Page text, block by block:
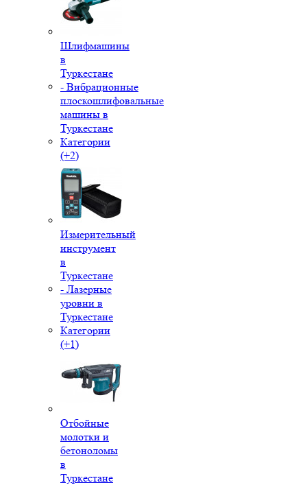
Шлифмашины
в
Туркестане
- Вибрационные
плоскошлифовальные
машины в
Туркестане
Категории
(+2)
Измерительный
инструмент
в
Туркестане
- Лазерные
уровни в
Туркестане
Категории
(+1)
Отбойные
молотки и
бетоноломы
в
Туркестане